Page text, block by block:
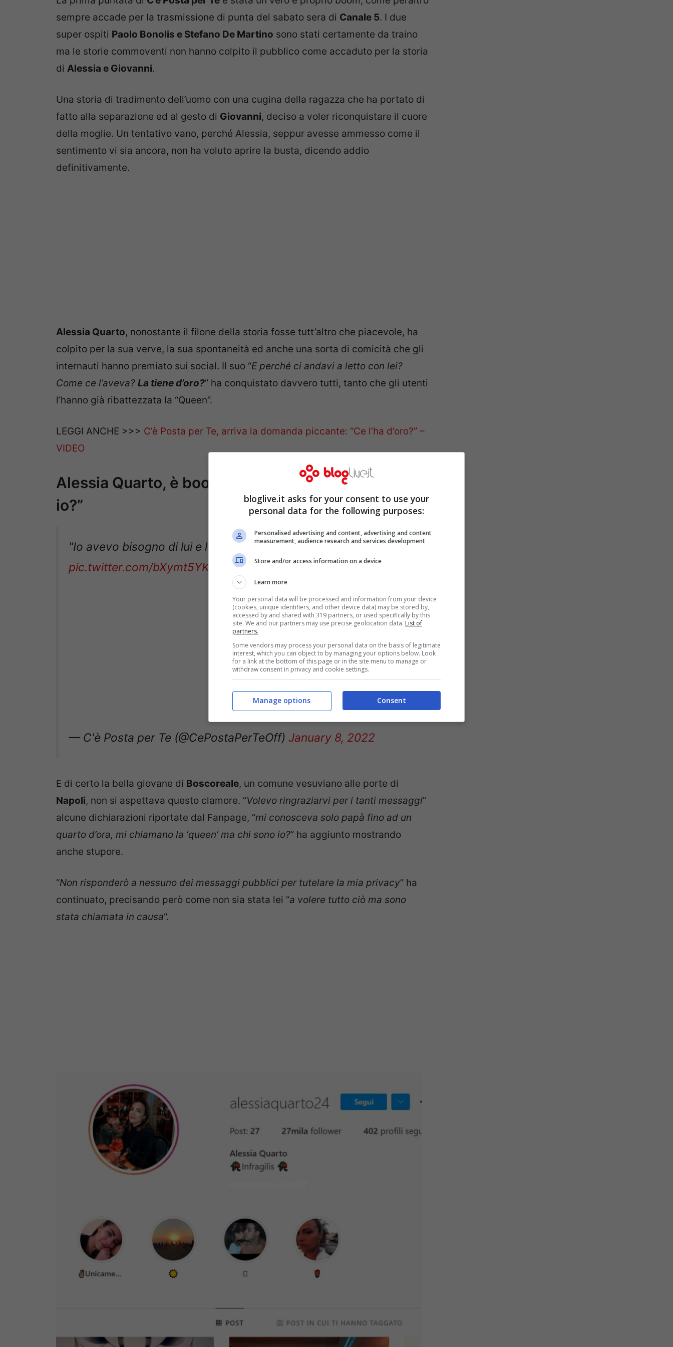
sempre accade per la trasmissione di punta del sabato sera di Canale 5. I due
super ospiti Paolo Bonolis e Stefano De Martino sono stati certamente da traino
ma le storie commoventi non hanno colpito il pubblico come accaduto per la storia
di Alessia e Giovanni.
Una storia di tradimento dell’uomo con una cugina della ragazza che ha portato di
fatto alla separazione ed al gesto di Giovanni, deciso a voler riconquistare il cuore
della moglie. Un tentativo vano, perché Alessia, seppur avesse ammesso come il
sentimento vi sia ancora, non ha voluto aprire la busta, dicendo addio
definitivamente.
Alessia Quarto, nonostante il filone della storia fosse tutt’altro che piacevole, ha
colpito per la sua verve, la sua spontaneità ed anche una sorta di comicità che gli
internauti hanno premiato sui social. Il suo “E perché ci andavi a letto con lei?
Come ce l’aveva? La tiene d’oro?” ha conquistato davvero tutti, tanto che gli utenti
l’hanno già ribattezzata la “Queen”.
LEGGI ANCHE >>> C’è Posta per Te, arriva la domanda piccante: “Ce l’ha d’oro?” –
VIDEO
Alessia Quarto, è boom su Instagram: “Ma chi sono
io?”
"Io avevo bisogno di lui e lui non c’è stato”#CePostaPerTe
pic.twitter.com/bXymt5YKVT
— C'è Posta per Te (@CePostaPerTeOff) January 8, 2022
E di certo la bella giovane di Boscoreale, un comune vesuviano alle porte di
Napoli, non si aspettava questo clamore. “Volevo ringraziarvi per i tanti messaggi”
alcune dichiarazioni riportate dal Fanpage, “mi conosceva solo papà fino ad un
quarto d’ora, mi chiamano la ‘queen’ ma chi sono io?” ha aggiunto mostrando
anche stupore.
“Non risponderò a nessuno dei messaggi pubblici per tutelare la mia privacy” ha
continuato, precisando però come non sia stata lei “a volere tutto ciò ma sono
stata chiamata in causa“.
bloglive.it asks for your consent to use your
personal data for the following purposes:
Personalised advertising and content, advertising and content
measurement, audience research and services development
Store and/or access information on a device
Learn more
Your personal data will be processed and information from your device
(cookies, unique identifiers, and other device data) may be stored by,
accessed by and shared with 319 partners, or used specifically by this
site. We and our partners may use precise geolocation data. List of
partners.
Some vendors may process your personal data on the basis of legitimate
interest, which you can object to by managing your options below. Look
for a link at the bottom of this page or in the site menu to manage or
withdraw consent in privacy and cookie settings.
Consent
Manage options